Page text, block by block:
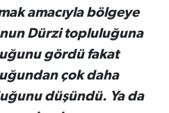
amacıyla bölgeye
Dürzi topluluğuna
gördü fakat
çok daha
düşündü. Ya da